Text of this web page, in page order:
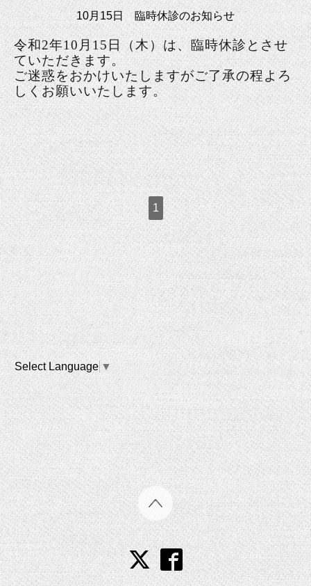
10月15日 臨時休診のお知らせ
令和2年10月15日（木）は、臨時休診とさせ
ていただきます。
ご迷惑をおかけいたしますがご了承の程よろ
しくお願いいたします。
1
Select Language ▼